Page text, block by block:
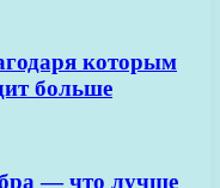
которым
больше
— что лучше